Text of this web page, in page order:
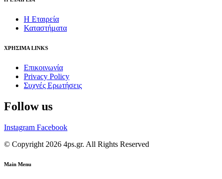
Η Εταιρεία
Καταστήματα
ΧΡΗΣΙΜΑ LINKS
Επικοινωνία
Privacy Policy
Συχνές Ερωτήσεις
Follow us
Instagram Facebook
© Copyright 2026 4ps.gr. All Rights Reserved
Main Menu